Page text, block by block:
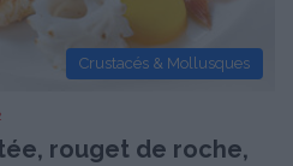
Crustacés & Mollusques
rouget de roche,